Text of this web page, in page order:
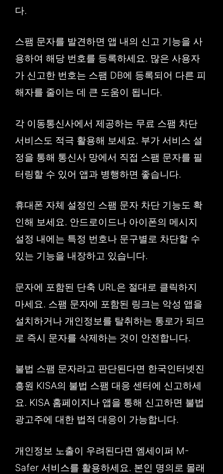
다.
스팸 문자를 발견하면 앱 내의 신고 기능을 사
용하여 해당 번호를 등록하세요. 많은 사용자
가 신고한 번호는 스팸 DB에 등록되어 다른 피
해자를 줄이는 데 큰 도움이 됩니다.
각 이동통신사에서 제공하는 무료 스팸 차단
서비스도 적극 활용해 보세요. 부가 서비스 설
정을 통해 통신사 망에서 직접 스팸 문자를 필
터링할 수 있어 앱과 병행하면 좋습니다.
휴대폰 자체 설정인 스팸 문자 차단 기능도 확
인해 보세요. 안드로이드나 아이폰의 메시지
설정 내에는 특정 번호나 문구별로 차단할 수
있는 기능을 내장하고 있습니다.
문자에 포함된 단축 URL은 절대로 클릭하지
마세요. 스팸 문자에 포함된 링크는 악성 앱을
설치하거나 개인정보를 탈취하는 통로가 되므
로 즉시 문자를 삭제하는 것이 안전합니다.
불법 스팸 문자라고 판단된다면 한국인터넷진
흥원 KISA의 불법 스팸 대응 센터에 신고하세
요. KISA 홈페이지나 앱을 통해 신고하면 불법
광고주에 대한 법적 대응이 가능합니다.
개인정보 노출이 우려된다면 엠세이퍼 M-
Safer 서비스를 활용하세요. 본인 명의로 몰래